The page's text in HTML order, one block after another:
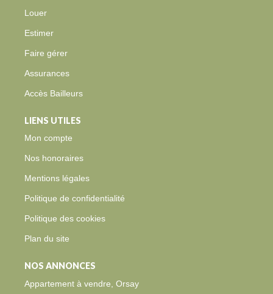
Louer
Estimer
Faire gérer
Assurances
Accès Bailleurs
LIENS UTILES
Mon compte
Nos honoraires
Mentions légales
Politique de confidentialité
Politique des cookies
Plan du site
NOS ANNONCES
Appartement à vendre, Orsay